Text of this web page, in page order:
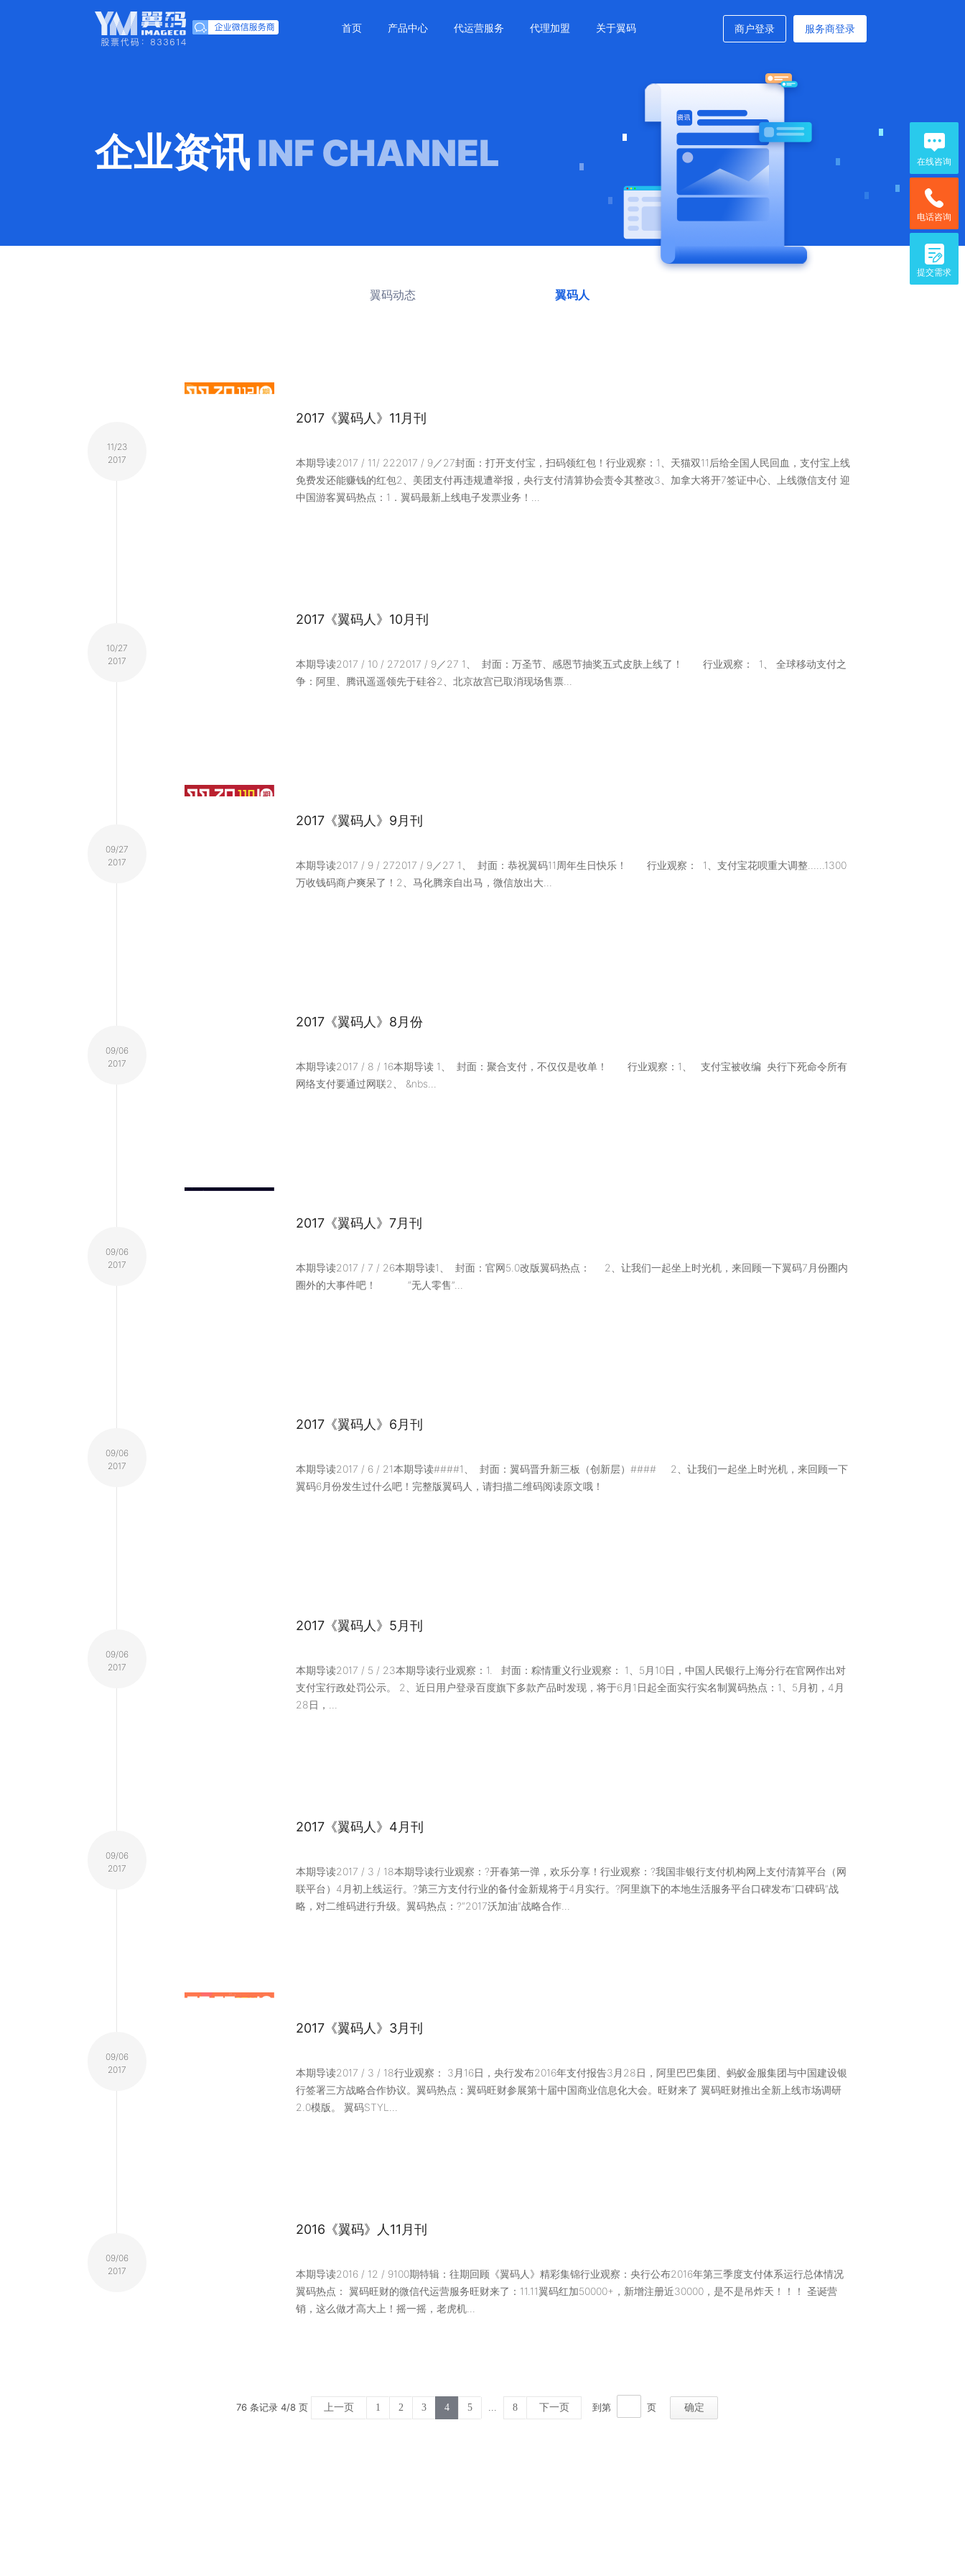
商户登录 服务商登录
首页 产品中心 代运营服务 代理加盟 关于翼码
企业资讯INF CHANNEL
翼码动态 翼码人
11/23
2017
2017《翼码人》11月刊
本期导读2017 / 11/ 222017 / 9／27封面：打开支付宝，扫码领红包！行业观察：1、天猫双11后给全国人民回血，支付宝上线
免费发还能赚钱的红包2、美团支付再违规遭举报，央行支付清算协会责令其整改3、加拿大将开7签证中心、上线微信支付 迎
中国游客翼码热点：1．翼码最新上线电子发票业务！...
10/27
2017
2017《翼码人》10月刊
本期导读2017 / 10 / 272017 / 9／27 1、 封面：万圣节、感恩节抽奖五式皮肤上线了！ 行业观察： 1、 全球移动支付之
争：阿里、腾讯遥遥领先于硅谷2、北京故宫已取消现场售票...
09/27
2017
2017《翼码人》9月刊
本期导读2017 / 9 / 272017 / 9／27 1、 封面：恭祝翼码11周年生日快乐！ 行业观察： 1、支付宝花呗重大调整……1300
万收钱码商户爽呆了！2、马化腾亲自出马，微信放出大...
09/06
2017
2017《翼码人》8月份
本期导读2017 / 8 / 16本期导读 1、 封面：聚合支付，不仅仅是收单！ 行业观察：1、 支付宝被收编 央行下死命令所有
网络支付要通过网联2、 &nbs...
09/06
2017
2017《翼码人》7月刊
本期导读2017 / 7 / 26本期导读1、 封面：官网5.0改版翼码热点： 2、让我们一起坐上时光机，来回顾一下翼码7月份圈内
圈外的大事件吧！ “无人零售”...
09/06
2017
2017《翼码人》6月刊
本期导读2017 / 6 / 21本期导读####1、 封面：翼码晋升新三板（创新层）#### 2、让我们一起坐上时光机，来回顾一下
翼码6月份发生过什么吧！完整版翼码人，请扫描二维码阅读原文哦！
09/06
2017
2017《翼码人》5月刊
本期导读2017 / 5 / 23本期导读行业观察：1. 封面：粽情重义行业观察： 1、5月10日，中国人民银行上海分行在官网作出对
支付宝行政处罚公示。 2、近日用户登录百度旗下多款产品时发现，将于6月1日起全面实行实名制翼码热点：1、5月初，4月
28日，...
09/06
2017
2017《翼码人》4月刊
本期导读2017 / 3 / 18本期导读行业观察：?开春第一弹，欢乐分享！行业观察：?我国非银行支付机构网上支付清算平台（网
联平台）4月初上线运行。?第三方支付行业的备付金新规将于4月实行。?阿里旗下的本地生活服务平台口碑发布“口碑码”战
略，对二维码进行升级。翼码热点：?“2017沃加油”战略合作...
09/06
2017
2017《翼码人》3月刊
本期导读2017 / 3 / 18行业观察： 3月16日，央行发布2016年支付报告3月28日，阿里巴巴集团、蚂蚁金服集团与中国建设银
行签署三方战略合作协议。翼码热点：翼码旺财参展第十届中国商业信息化大会。旺财来了 翼码旺财推出全新上线市场调研
2.0模版。 翼码STYL...
09/06
2017
2016《翼码》人11月刊
本期导读2016 / 12 / 9100期特辑：往期回顾《翼码人》精彩集锦行业观察：央行公布2016年第三季度支付体系运行总体情况
翼码热点： 翼码旺财的微信代运营服务旺财来了：11.11翼码红加50000+，新增注册近30000，是不是吊炸天！！！ 圣诞营
销，这么做才高大上！摇一摇，老虎机...
76 条记录 4/8 页 上一页 1 2 3 4 5 8 下一页 到第 页 确定
在线咨询
电话咨询
提交需求